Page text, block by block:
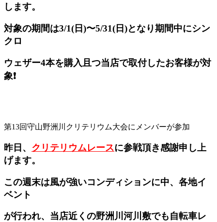
します。
対象の期間は3/1(日)〜5/31(日)となり期間中にシン
クロ
ウェザー4本を購入且つ当店で取付したお客様が対
象❗️
第13回守山野洲川クリテリウム大会にメンバーが参加
昨日、 クリテリウムレースに参戦頂き感謝申し上
げます。
この週末は風が強いコンディションに中、各地イ
ベント
が行われ、当店近くの野洲川河川敷でも自転車レ